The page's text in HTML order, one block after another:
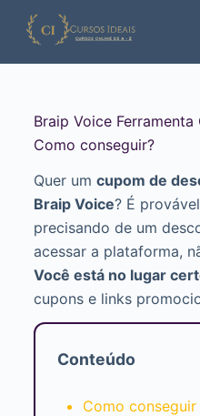
Pular
para
Braip Voice
Como conseguir?
Quer um cupom de
Braip Voice? É
precisando de um
acessar a plataforma,
Você está no lugar
cupons e links
Conteúdo
Como